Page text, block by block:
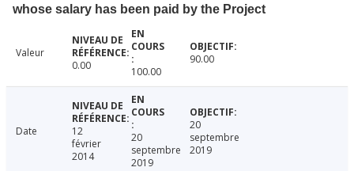
whose salary has been paid by the Project
Valeur
0.00
100.00
90.00
Date
12
février
2014
20
septembre
2019
20
septembre
2019